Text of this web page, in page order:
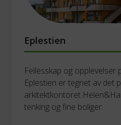
Eplestien
Fellesskap og opplevelser
Eplestien er tegnet av det
arkitektkontoret
tenking og fine boliger.